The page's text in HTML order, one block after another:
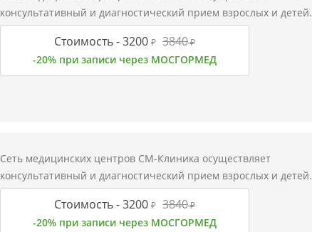
консультативный и диагностический прием взрослых и детей.
Стоимость -3200 ₽ 3840₽
-20% при записи через МОСГОРМЕД
Сеть медицинских центров СМ-Клиника осуществляет
консультативный и диагностический прием взрослых и детей.
Стоимость -3200 ₽ 3840₽
-20% при записи через МОСГОРМЕД